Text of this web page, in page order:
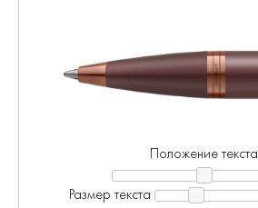
Положение текста
Размер текста